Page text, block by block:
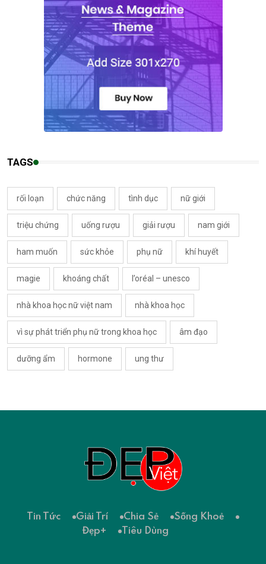
TAGS
rối loạn chức năng tình dục nữ giới
triệu chứng uống rượu giải rượu nam giới
ham muốn sức khỏe phụ nữ khí huyết
magie khoáng chất l’oréal – unesco
nhà khoa học nữ việt nam nhà khoa học
vì sự phát triển phụ nữ trong khoa học âm đạo
dưỡng ẩm hormone ung thư
Tin Tức Giải Trí Chia Sẻ
Sống Khoẻ
Đẹp+
Tiêu Dùng